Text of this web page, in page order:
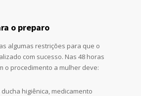
o preparo
algumas restrições para que o
com sucesso. Nas 48 horas
o procedimento a mulher deve:
higiênica, medicamento